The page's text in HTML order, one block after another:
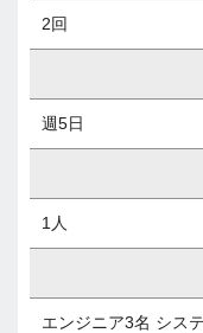
2回
週5日
1人
エンジニア3名 シス